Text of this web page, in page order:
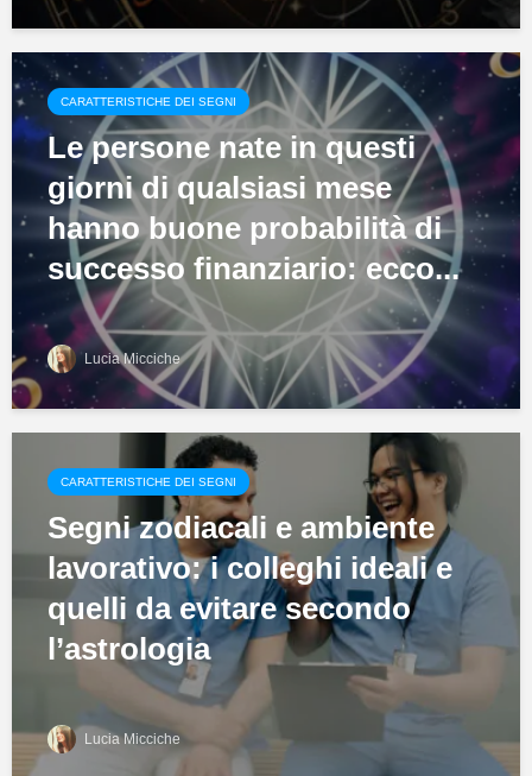
CARATTERISTICHE DEI SEGNI
Le persone nate in questi
giorni di qualsiasi mese
hanno buone probabilità di
successo finanziario: ecco...
Lucia Micciche
CARATTERISTICHE DEI SEGNI
Segni zodiacali e ambiente
lavorativo: i colleghi ideali e
quelli da evitare secondo
l’astrologia
Lucia Micciche